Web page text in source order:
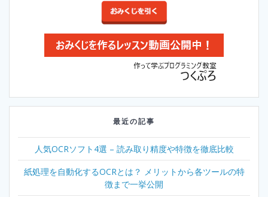
最近の記事
人気OCRソフト4選 – 読み取り精度や特徴を徹底比較
紙処理を自動化するOCRとは？ メリットから各ツールの特
徴まで一挙公開